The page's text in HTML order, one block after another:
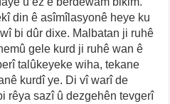
din ê asîmîlasyonê heye ku
bi dûr dixe. Malbatan ji ruhê
gele kurd ji ruhê wan ê
talûkeyeke wiha, tekane
kurdî ye. Di vî warî de
rêya sazî û dezgehên tevgerî